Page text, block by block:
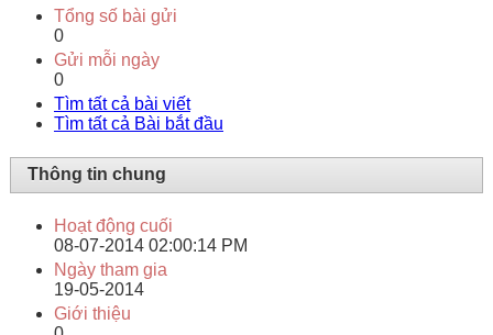
Tổng số bài gửi
0
Gửi mỗi ngày
0
Tìm tất cả bài viết
Tìm tất cả Bài bắt đầu
Thông tin chung
Hoạt động cuối
08-07-2014 02:00:14 PM
Ngày tham gia
19-05-2014
Giới thiệu